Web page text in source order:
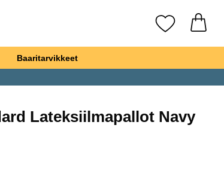
Suosikkini
Baaritarvikkeet
Lateksiilmapallot Navy